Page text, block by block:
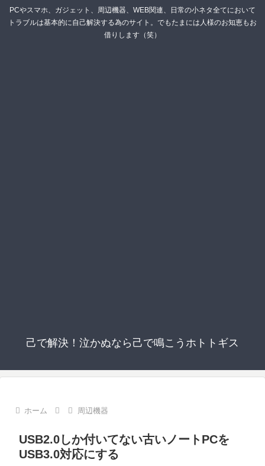
PCやスマホ、ガジェット、周辺機器、WEB関連、日常の小ネタ全てにおいて
トラブルは基本的に自己解決する為のサイト。でもたまには人様のお知恵もお
借りします（笑）
己で解決！泣かぬなら己で鳴こうホトトギス
ホーム 周辺機器
USB2.0しか付いてない古いノートPCを
USB3.0対応にする